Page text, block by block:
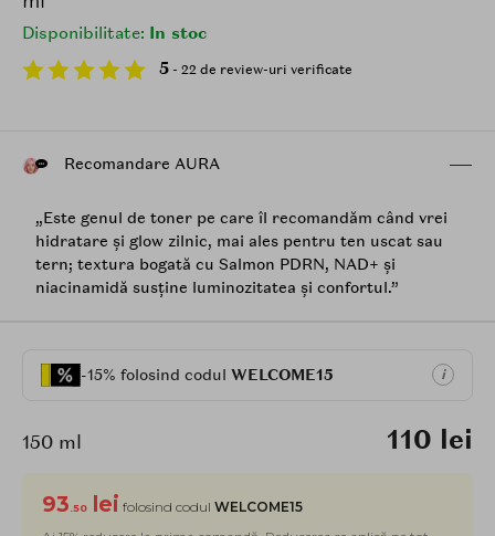
Disponibilitate: In stoc
5 - 22 de review-uri verificate
Recomandare AURA
„Este genul de toner pe care îl recomandăm când vrei
hidratare și glow zilnic, mai ales pentru ten uscat sau
tern; textura bogată cu Salmon PDRN, NAD+ și
niacinamidă susține luminozitatea și confortul.”
-15% folosind codul WELCOME15 i
150 ml 110 lei
93 .50 lei folosind codul WELCOME15